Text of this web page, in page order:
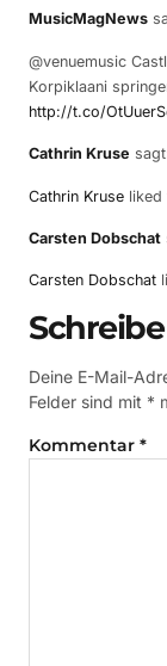
MusicMagNews
@venuemusic
Korpiklaani
http://t.co/
Cathrin Kruse
Cathrin Kruse liked
Carsten Dobschat
Carsten Dobschat
Deine E-Mail-
Felder sind mit *
Kommentar *